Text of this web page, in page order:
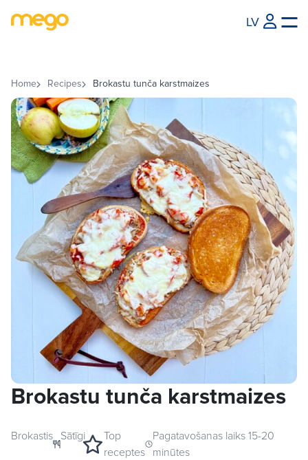
LV
Home Recipes Brokastu tunča karstmaizes
Brokastu tunča karstmaizes
Brokastis Sātīgi
Top
receptes
Pagatavošanas laiks 15-20
minūtes